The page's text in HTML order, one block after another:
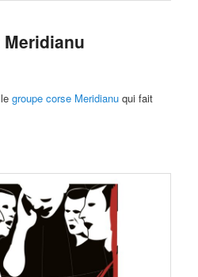
legroupe corse Meridianu qui fait